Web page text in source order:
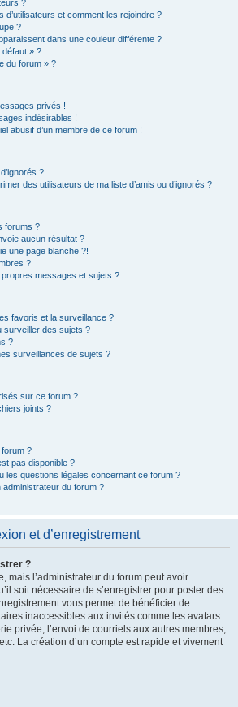
?
et comment les rejoindre ?
?
dans une couleur différente ?
défaut » ?
du forum » ?
privés !
indésirables !
abusif d’un membre de ce forum !
?
des utilisateurs de ma liste d’amis ou d’ignorés ?
forums ?
aucun résultat ?
une page blanche ?!
?
messages et sujets ?
favoris et la surveillance ?
surveiller des sujets ?
?
surveillances de sujets ?
sur ce forum ?
joints ?
forum ?
pas disponible ?
les questions légales concernant ce forum ?
du forum ?
et d’enregistrement
?
mais l’administrateur du forum peut avoir
soit nécessaire de s’enregistrer pour poster des
vous permet de bénéficier de
inaccessibles aux invités comme les avatars
privée, l’envoi de courriels aux autres membres,
La création d’un compte est rapide et vivement